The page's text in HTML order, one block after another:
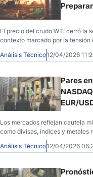
El precio del crudo WTI cerró la
contexto marcado por la tensión
extrema. El mercado seguirá
geopolíticas, con un rango
Análisis Técnico12/04/2026
Pares
EUR/
Los mercados reflejan cautela
como divisas, índices y metales
Análisis Técnico12/04/2026